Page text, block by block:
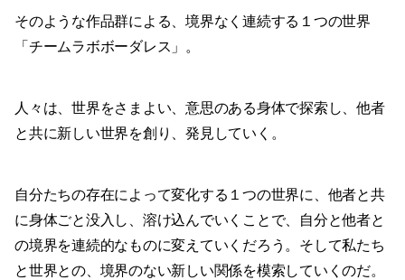
そのような作品群による、境界なく連続する１つの世界
「チームラボボーダレス」。
人々は、世界をさまよい、意思のある身体で探索し、他者
と共に新しい世界を創り、発見していく。
自分たちの存在によって変化する１つの世界に、他者と共
に身体ごと没入し、溶け込んでいくことで、自分と他者と
の境界を連続的なものに変えていくだろう。そして私たち
と世界との、境界のない新しい関係を模索していくのだ。